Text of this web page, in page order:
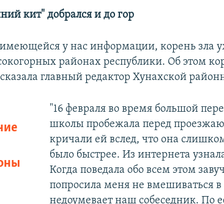
кит" добрался и до гор
у нас информации, корень зла
районах республики. Об этом
главный редактор Хунахской
"16 февраля во время большой
школы пробежала перед
кричали ей вслед, что она
было быстрее. Из интернета
Когда поведала обо всем этом
попросила меня не вмешиваться в
недоумевает наш собеседник. По